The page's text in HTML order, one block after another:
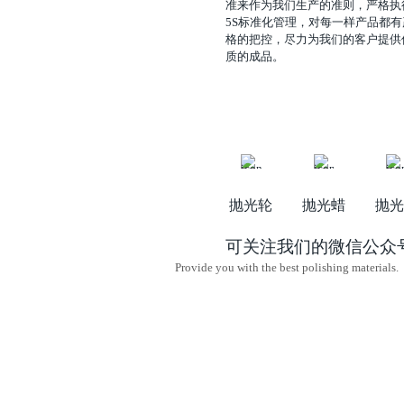
准来作为我们生产的准则，严格执
5S标准化管理，对每一样产品都
格的把控，尽力为我们的客户提供
质的成品。
抛光轮 抛光蜡 抛
可关注我们的微信公众
Provide you with the best polishing materials.